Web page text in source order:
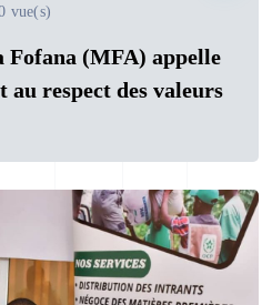
vue(s)
Fofana (MFA) appelle
au respect des valeurs